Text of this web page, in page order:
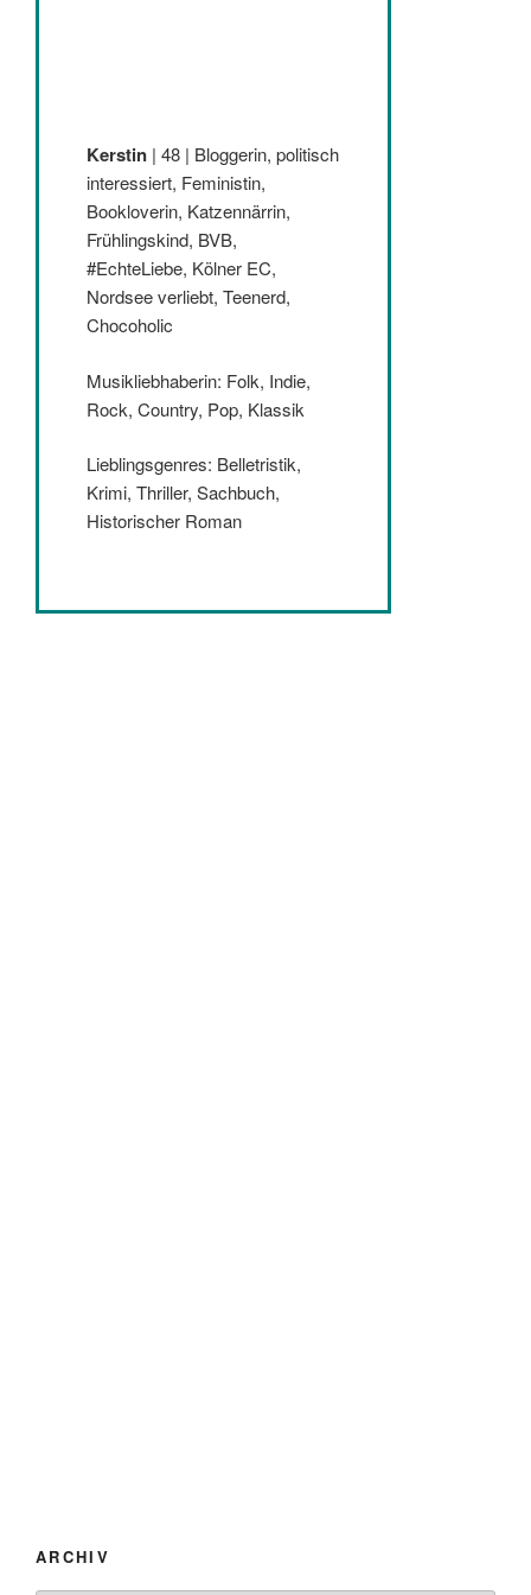
Kerstin | 48 | Bloggerin, politisch
interessiert, Feministin,
Bookloverin, Katzennärrin,
Frühlingskind, BVB,
#EchteLiebe, Kölner EC,
Nordsee verliebt, Teenerd,
Chocoholic
Musikliebhaberin: Folk, Indie,
Rock, Country, Pop, Klassik
Lieblingsgenres: Belletristik,
Krimi, Thriller, Sachbuch,
Historischer Roman
ARCHIV